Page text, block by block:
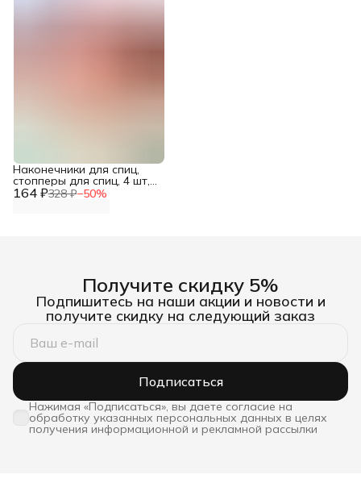
164 ₽328 ₽−50%
Наконечники для спиц,
стопперы для спиц, 4 шт,
Hobby&Pro
Получите скидку 5%
Подпишитесь на наши акции и новости и
получите скидку на следующий заказ
Подписаться
Нажимая «Подписаться», вы даете согласие на
обработку указанных персональных данных в целях
получения информационной и рекламной рассылки